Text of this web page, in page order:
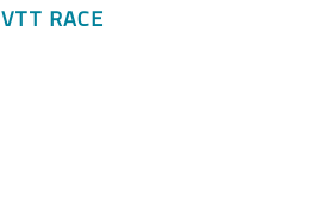
VTT RACE